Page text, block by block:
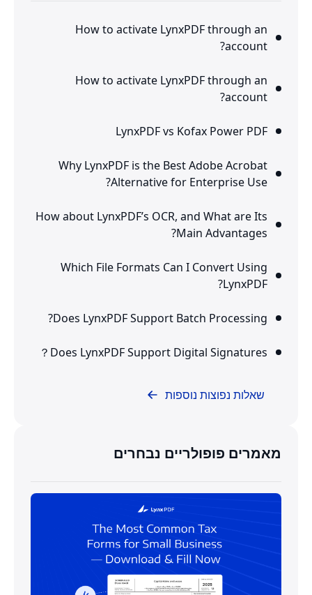
How to activate LynxPDF through an
account?
How to activate LynxPDF through an
account?
LynxPDF vs Kofax Power PDF
Why LynxPDF is the Best Adobe Acrobat
Alternative for Enterprise Use?
How about LynxPDF’s OCR, and What are Its
Main Advantages?
Which File Formats Can I Convert Using
LynxPDF?
Does LynxPDF Support Batch Processing?
Does LynxPDF Support Digital Signatures？
שאלות נפוצות נוספות
מאמרים פופולריים נבחרים